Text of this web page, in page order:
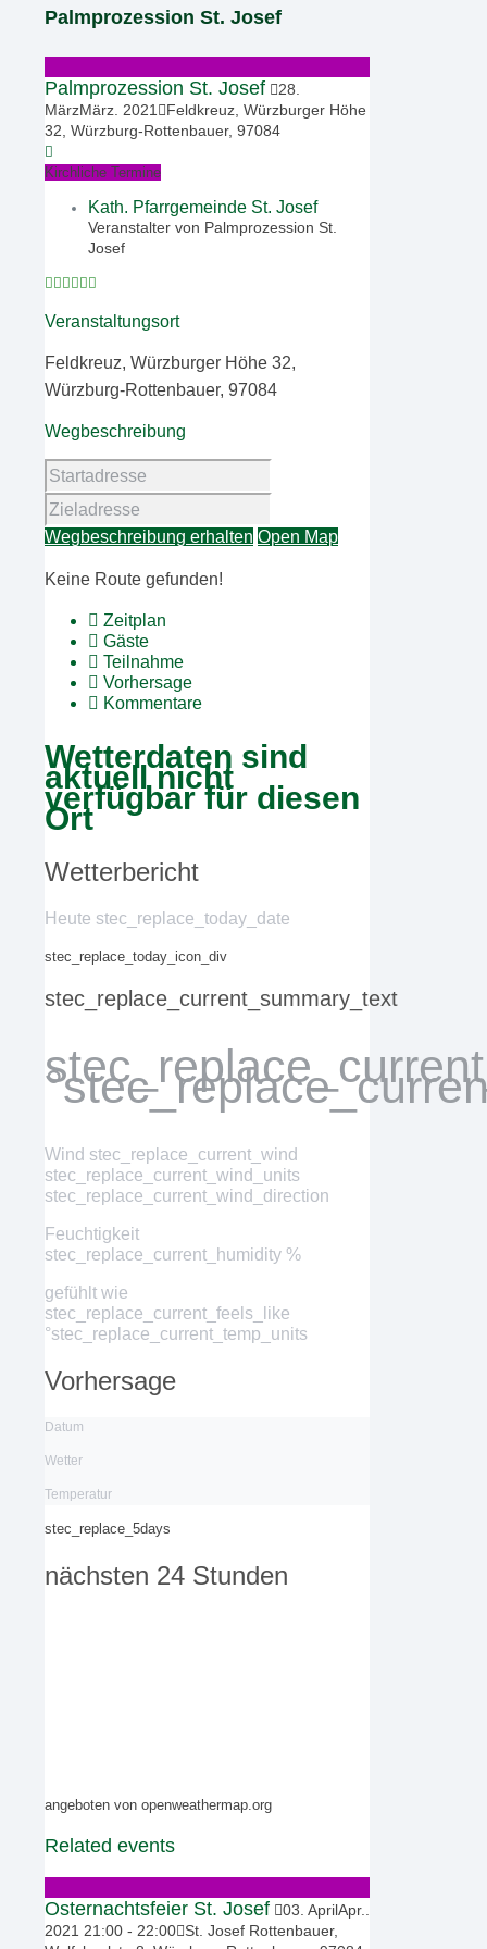
Palmprozession St. Josef
Palmprozession St. Josef 28
MärzMärz 2021
Feldkreuz, Würzburger Höhe
32, Würzburg-Rottenbauer, 97084
Kirchliche Termine
Kath. Pfarrgemeinde St. Josef
Veranstalter von Palmprozession St.
Josef
Veranstaltungsort
Feldkreuz, Würzburger Höhe 32,
Würzburg-Rottenbauer, 97084
Wegbeschreibung
Wegbeschreibung erhalten Open Map
Keine Route gefunden!
Zeitplan
Gäste
Teilnahme
Vorhersage
Kommentare
Wetterdaten sind
aktuell nicht
verfügbar für diesen
Ort
Wetterbericht
Heute stec_replace_today_date
stec_replace_today_icon_div
stec_replace_current_summary_text
Wind stec_replace_current_wind
stec_replace_current_wind_units
stec_replace_current_wind_direction
Feuchtigkeit
stec_replace_current_humidity %
gefühlt wie
stec_replace_current_feels_like
°stec_replace_current_temp_units
Vorhersage
Datum
Wetter
Temperatur
stec_replace_5days
nächsten 24 Stunden
angeboten von openweathermap.org
Related events
Osternachtsfeier St. Josef 03 AprilApr.
2021 21:00 - 22:00 St. Josef Rottenbauer,